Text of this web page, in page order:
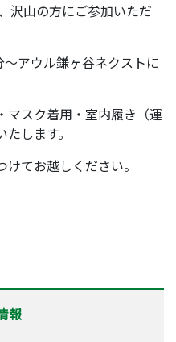
沢山の方にご参加いただ
アウル鎌ヶ谷ネクストに
マスク着用・室内履き（運
します。
てお越しください。
報